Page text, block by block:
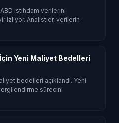
ABD istihdam verilerini
izliyor. Analistler, verilerin
Yeni Maliyet Bedelleri
bedelleri açıklandı. Yeni
sürecini